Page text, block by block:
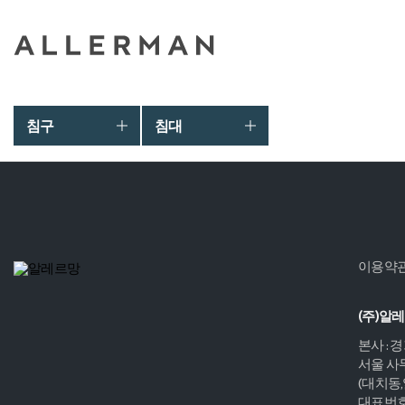
침구 침대
이용약
(주)알
본사 :
서울 사
(대치동